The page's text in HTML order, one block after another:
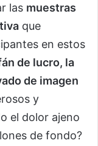
las muestras
que
en estos
de lucro, la
de imagen
y
el dolor ajeno
de fondo?